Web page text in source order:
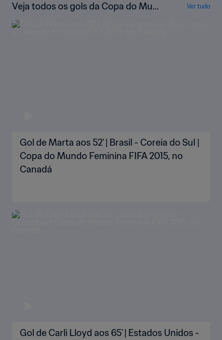
Veja todos os gols da Copa do Mun
do Feminina da FIFA de 2015, no Ca
nadá
Ver tudo
Gol de Marta aos 52' | Brasil - Coreia do Sul |
Copa do Mundo Feminina FIFA 2015, no
Canadá
Gol de Carli Lloyd aos 65' | Estados Unidos -